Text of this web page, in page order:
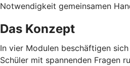
Notwendigkeit gemeinsamen
Das Konzept
In vier Modulen beschäftigen
Schüler mit spannenden Fragen